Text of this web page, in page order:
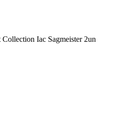
Iac Sagmeister 2un